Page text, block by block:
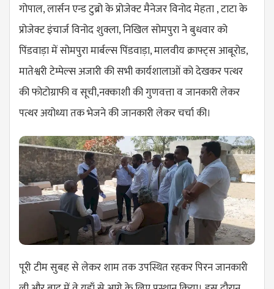
गोपाल, लार्सन एन्ड टुब्रो के प्रोजेक्ट मैनेजर विनोद मेहता , टाटा के
प्रोजेक्ट इंचार्ज विनोद शुक्ला, निखिल सोमपुरा ने बुधवार को
पिंडवाड़ा में सोमपुरा मार्बल्स पिंडवाड़ा, मालवीय क्राफ्ट्स आबूरोड,
मातेश्वरी टेम्पेल्स अजारी की सभी कार्यशालाओं को देखकर पत्थर
की फोटोग्राफी व सूची,नक्काशी की गुणवत्ता व जानकारी लेकर
पत्थर अयोध्या तक भेजने की जानकारी लेकर चर्चा की।
पूरी टीम सुबह से लेकर शाम तक उपस्थित रहकर पिरन जानकारी